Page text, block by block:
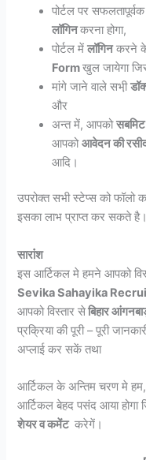
पोर्टल पर
लॉगिनकरना होगा,
पोर्टल मेंलॉगिनकरने के
Formखुल जायेगा
मांगे जाने वाले सभी़
और
अन्त में, आपको
आपकोआवेदन की
आदि।
उपरोक्त सभी स्टेप्स को
इसका लाभ प्राप्त कर सकते है।
सारांंश
इस आर्टिकल मे हमने आपको
Sevika Sahayika
आपको विस्तार सेबिहार
प्रक्रिया की पूरी – पूरी
अप्लाई कर सकें तथा
आर्टिकल के अन्तिम चरण मे
आर्टिकल बेहद पसंद आया
शेयर व कमेंट करेगें।